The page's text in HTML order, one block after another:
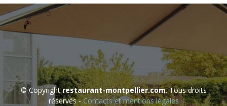
© Copyrightrestaurant-montpellier.com. Tous droits
réservés -Contacts et mentions légales